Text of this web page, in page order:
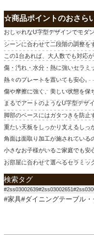
☆商品ポイントのおさら
おしゃれなU字型デザインでモダ
シーンに合わせて二段階の調整を
この1台あれば、大人数でも対応が
傷・汚れ・水分・熱に強いセラミ
熱々のプレートを置いても安心。
傷や摩擦に強く、美しい状態を保
まるでアートのようなU字型デザイ
脚部のベースにはガタつきを防止
重たい天板をしっかり支えるしっ
角面は面取り加工が施されている
小さなお子様がいるご家庭でも安
お部屋に合わせて選べるセラミッ
検索タグ
#家具#ダイニングテーブル